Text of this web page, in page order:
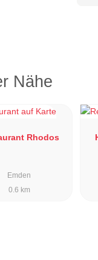
Nähe
Rhodos
Emden
0.6 km